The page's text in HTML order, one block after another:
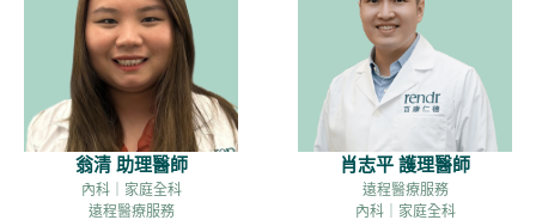
翁清 助理醫師
內科｜家庭全科
遠程醫療服務
肖志平 護理醫師
遠程醫療服務
內科｜家庭全科